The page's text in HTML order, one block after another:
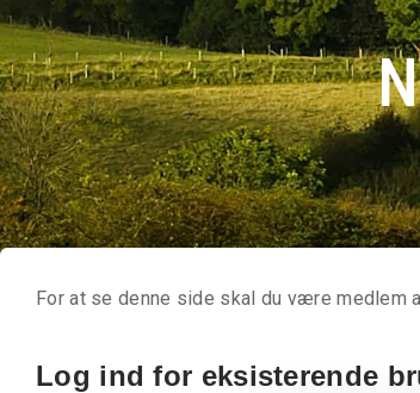
For at se denne side skal du være medlem
Log ind for eksisterende